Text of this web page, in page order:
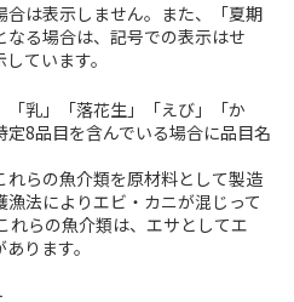
は表示しません。また、「夏期
る場合は、記号での表示はせ
ています。
乳」「落花生」「えび」「か
8品目を含んでいる場合に品目名
らの魚介類を原材料として製造
法によりエビ・カニが混じって
れらの魚介類は、エサとしてエ
ります。